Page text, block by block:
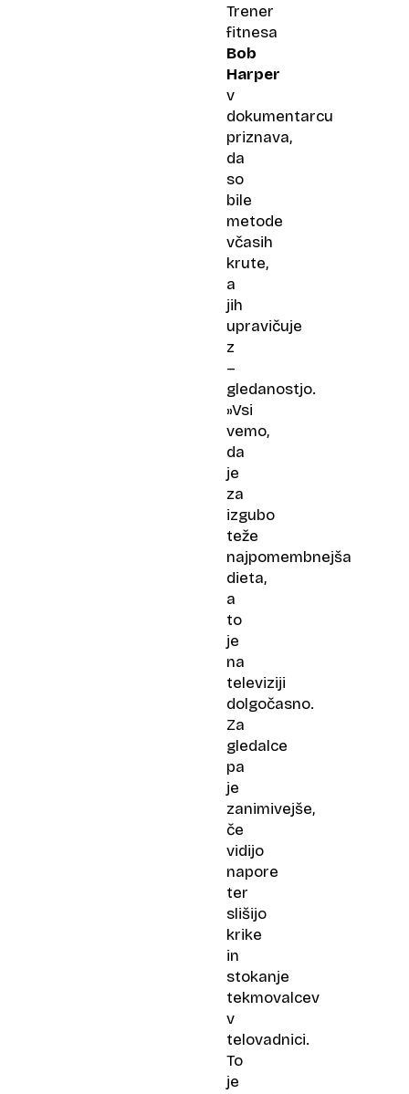
Trener
fitnesa
Bob
Harper
v
dokumentarcu
priznava,
da
so
bile
metode
včasih
krute,
a
jih
upravičuje
z
–
gledanostjo.
»Vsi
vemo,
da
je
za
izgubo
teže
najpomembnejša
dieta,
a
to
je
na
televiziji
dolgočasno.
Za
gledalce
pa
je
zanimivejše,
če
vidijo
napore
ter
slišijo
krike
in
stokanje
tekmovalcev
v
telovadnici.
To
je